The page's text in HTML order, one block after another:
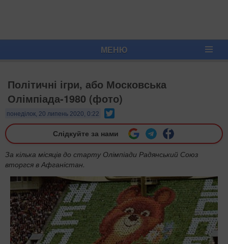
МЕНЮ
Політичні ігри, або Московська
Олімпіада-1980 (фото)
понеділок, 20 липень 2020, 0:22
Слідкуйте за нами
За кілька місяців до старту Олімпіади Радянський Союз
вторгся в Афганістан.